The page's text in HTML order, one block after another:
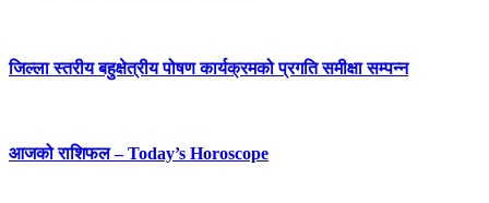
जिल्ला स्तरीय बहुक्षेत्रीय पोषण कार्यक्रमको प्रगति समीक्षा सम्पन्न
आजको राशिफल – Today’s Horoscope